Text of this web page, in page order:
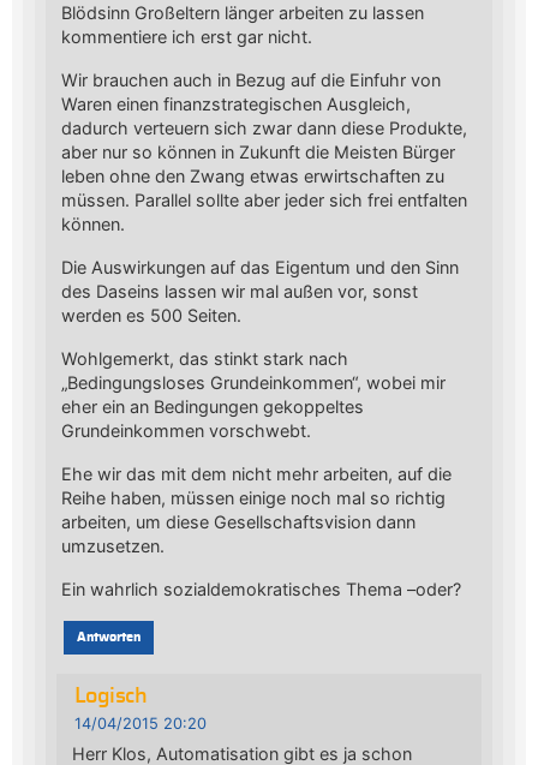
Blödsinn Großeltern länger arbeiten zu lassen
kommentiere ich erst gar nicht.
Wir brauchen auch in Bezug auf die Einfuhr von
Waren einen finanzstrategischen Ausgleich,
dadurch verteuern sich zwar dann diese Produkte,
aber nur so können in Zukunft die Meisten Bürger
leben ohne den Zwang etwas erwirtschaften zu
müssen. Parallel sollte aber jeder sich frei entfalten
können.
Die Auswirkungen auf das Eigentum und den Sinn
des Daseins lassen wir mal außen vor, sonst
werden es 500 Seiten.
Wohlgemerkt, das stinkt stark nach
„Bedingungsloses Grundeinkommen“, wobei mir
eher ein an Bedingungen gekoppeltes
Grundeinkommen vorschwebt.
Ehe wir das mit dem nicht mehr arbeiten, auf die
Reihe haben, müssen einige noch mal so richtig
arbeiten, um diese Gesellschaftsvision dann
umzusetzen.
Ein wahrlich sozialdemokratisches Thema –oder?
Antworten
Logisch
14/04/2015 20:20
Herr Klos, Automatisation gibt es ja schon